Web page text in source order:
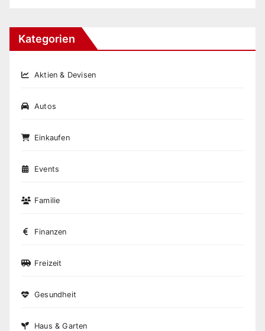
Kategorien
Aktien & Devisen
Autos
Einkaufen
Events
Familie
Finanzen
Freizeit
Gesundheit
Haus & Garten